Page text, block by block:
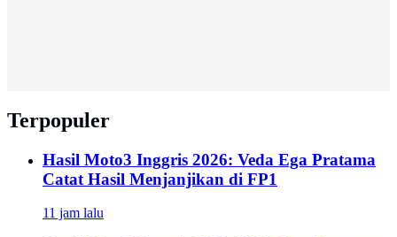
Terpopuler
Hasil Moto3 Inggris 2026: Veda Ega Pratama
Catat Hasil Menjanjikan di FP1
11 jam lalu